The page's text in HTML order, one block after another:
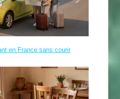
en France sans courir